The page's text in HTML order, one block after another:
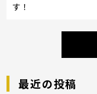
す！
最近の投稿